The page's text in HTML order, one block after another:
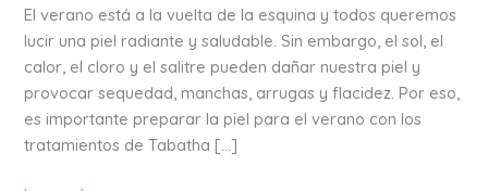
El verano está a la vuelta de la esquina y todos queremos
lucir una piel radiante y saludable. Sin embargo, el sol, el
calor, el cloro y el salitre pueden dañar nuestra piel y
provocar sequedad, manchas, arrugas y flacidez. Por eso,
es importante preparar la piel para el verano con los
tratamientos de Tabatha […]